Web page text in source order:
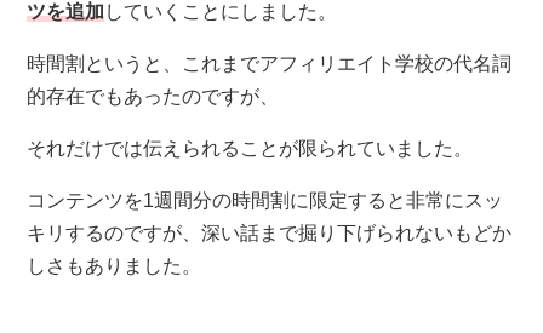
ツを追加していくことにしました。
時間割というと、これまでアフィリエイト学校の代名詞
的存在でもあったのですが、
それだけでは伝えられることが限られていました。
コンテンツを1週間分の時間割に限定すると非常にスッ
キリするのですが、深い話まで掘り下げられないもどか
しさもありました。